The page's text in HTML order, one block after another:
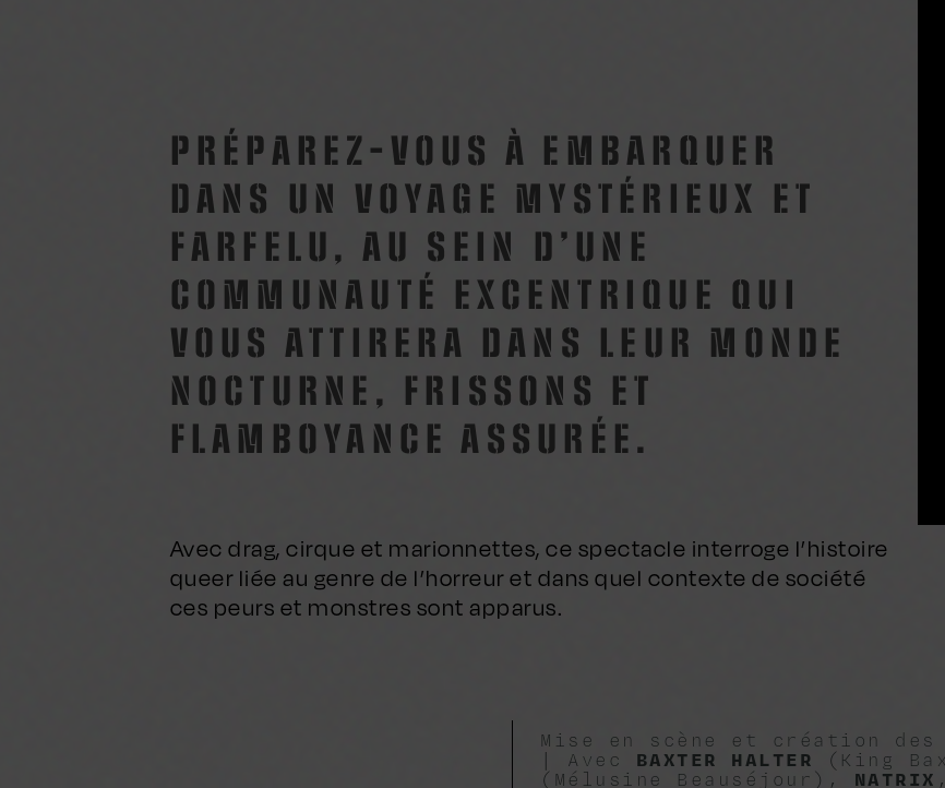
PRÉPAREZ-VOUS À EMBARQUER
DANS UN VOYAGE MYSTÉRIEUX ET
FARFELU, AU SEIN D’UNE
COMMUNAUTÉ EXCENTRIQUE QUI
VOUS ATTIRERA DANS LEUR MONDE
NOCTURNE, FRISSONS ET
FLAMBOYANCE ASSURÉE.
Avec drag, cirque et marionnettes, ce spectacle interroge l’histoire
queer liée au genre de l’horreur et dans quel contexte de société
ces peurs et monstres sont apparus.
Mise en scène et création des
| Avec BAXTER HALTER (King
(Mélusine Beauséjour), NATRIX